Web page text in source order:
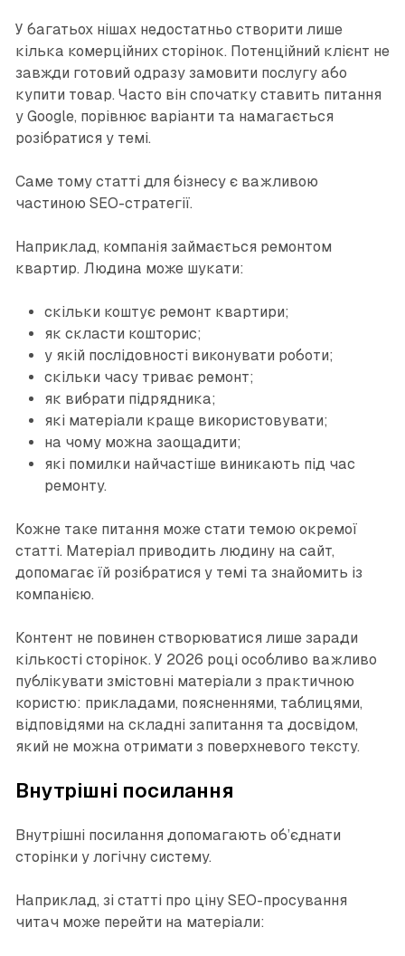
У багатьох нішах недостатньо створити лише
кілька комерційних сторінок. Потенційний клієнт не
завжди готовий одразу замовити послугу або
купити товар. Часто він спочатку ставить питання
у Google, порівнює варіанти та намагається
розібратися у темі.
Саме тому статті для бізнесу є важливою
частиною SEO-стратегії.
Наприклад, компанія займається ремонтом
квартир. Людина може шукати:
скільки коштує ремонт квартири;
як скласти кошторис;
у якій послідовності виконувати роботи;
скільки часу триває ремонт;
як вибрати підрядника;
які матеріали краще використовувати;
на чому можна заощадити;
які помилки найчастіше виникають під час
ремонту.
Кожне таке питання може стати темою окремої
статті. Матеріал приводить людину на сайт,
допомагає їй розібратися у темі та знайомить із
компанією.
Контент не повинен створюватися лише заради
кількості сторінок. У 2026 році особливо важливо
публікувати змістовні матеріали з практичною
користю: прикладами, поясненнями, таблицями,
відповідями на складні запитання та досвідом,
який не можна отримати з поверхневого тексту.
Внутрішні посилання
Внутрішні посилання допомагають об’єднати
сторінки у логічну систему.
Наприклад, зі статті про ціну SEO-просування
читач може перейти на матеріали: